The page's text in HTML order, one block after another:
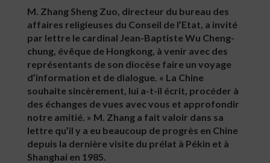
M. Zhang Sheng Zuo, directeur du bureau des
affaires religieuses du Conseil de l’Etat, a invité
par lettre le cardinal Jean-Baptiste Wu Cheng-
chung, évêque de Hongkong, à venir avec des
représentants de son diocèse faire un voyage
d’information et de dialogue. « La Chine
souhaite sincèrement, lui a-t-il écrit, procéder à
des échanges de vues avec vous et approfondir
notre amitié. » M. Zhang a fait valoir dans sa
lettre qu’il y a eu beaucoup de progrès en Chine
depuis la dernière visite du prélat à Pékin et à
Shanghai en 1985.